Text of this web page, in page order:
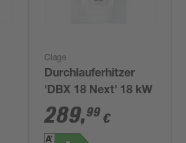
Clage
Durchlauferhitzer
'DBX 18 Next' 18 kW
289,99 €